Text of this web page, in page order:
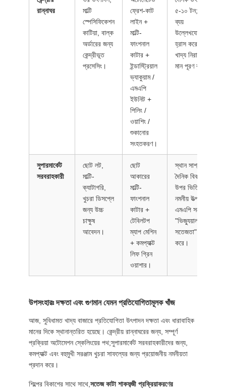
রান্নাঘর
মাল্টি
স্পেসিফিকেশন
কাটিয়া, বাল্ক
অর্ডারের জন্য
কেন্দ্রীভূত
প্রসেসিং।
ফ্রেশ-কাট
লাইন +
মাল্টি-
ফাংশনাল
কাটার +
ইন্ডাস্ট্রিয়াল
ভ্যাকুয়াম /
এমএপি
ইউনিট +
পিলিং /
ওয়াশিং /
শুকানোর
সংহতকরণ।
৫-১০ টন; শ্রম
ব্যয়
উল্লেখযোগ্যভাবে
হ্রাস করে; কঠোর
খাদ্য নিরাপত্তা
মান পূরণ করে।
সুপারমার্কেট
সরবরাহকারী
ছোট লট,
মাল্টি-
ক্যাটাগরি,
খুচরা ডিসপ্লে
জন্য উচ্চ
চাক্ষুষ
আবেদন।
ছোট
আকারের
মাল্টি-
ফাংশনাল
কাটার +
টেবিলটপ
ম্যাপ মেশিন
+ কমপ্যাক্ট
লিফ গ্রিন
ওয়াশার।
স্থান সাশ্রয়;
দৈনিক বিক্রয়ের
উপর ভিত্তি করে
নমনীয় উত্পাদন;
এমএপি সর্বোচ্চ
"ভিজ্যুয়াল
সতেজতা" নিশ্চিত
করে।
উপসংহারঃ দক্ষতা এবং গুণমান যেমন প্রতিযোগিতামূলক খাঁজ
আজ, সুবিধামত খাদ্য বাজারে প্রতিযোগিতা উৎপাদন দক্ষতা এবং ধারাবাহিক
মানের দিকে স্থানান্তরিত হয়েছে। কেন্দ্রীয় রান্নাঘরের জন্য, সম্পূর্ণ
প্রক্রিয়া অটোমেশন স্কেলিংয়ের পথ;সুপারমার্কেট সরবরাহকারীদের জন্য,
কমপ্যাক্ট এবং বহুমুখী সরঞ্জাম খুচরা সাফল্যের জন্য প্রয়োজনীয় নমনীয়তা
প্রদান করে।
শিল্পের বিকাশের সাথে সাথে,সতেজ কাটা শাকসব্জী প্রক্রিয়াকরণের